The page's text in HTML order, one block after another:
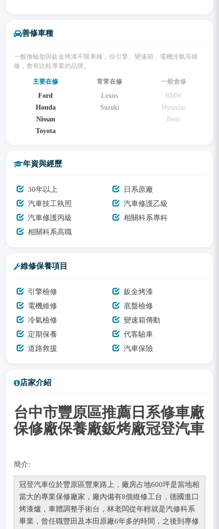
善修車種
一般換輪胎與鈑金烤漆不限車種，但引擎、變速箱、電機冷氣等維
修，會有比較專業的品牌。
主要在修
Ford
Honda
Nissan
Toyota
常常在修
Lexus
Suzuki
一般會修
BMW
Hyundai
Benz
年資與經歷
30年以上
日系原廠
汽車技工執照
汽車修護乙級
汽車修護丙級
相關科系專科
相關科系高職
維修保養項目
引擎檢修
鈑金烤漆
電機維修
底盤檢修
冷氣檢修
變速箱傳動
定期保養
代客驗車
道路救援
汽車保險
店家介紹
台中市豐原區推薦日系修車廠
保修廠保養廠鈑烤廠冠登汽車
簡介:
冠登汽車位於豐原區豐東路上，廠房占地600坪是當地相
當大的專業保修廠家，廠內備有8個維修工台，德國進口
烤漆爐，車體調整手術台，林老闆從年輕就是汽修科系
畢業，曾任職豐田及本田原廠6年多的時間，之後到專修